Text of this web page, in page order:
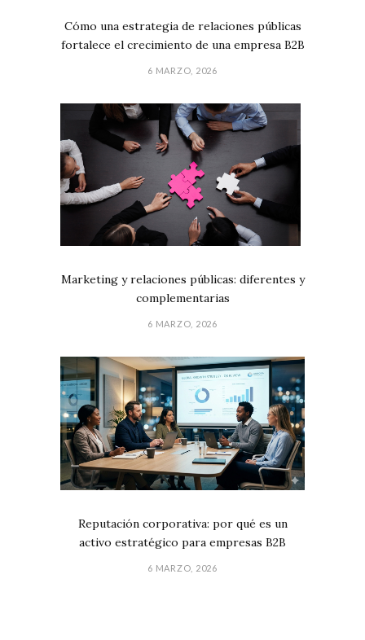
Cómo una estrategia de relaciones públicas
fortalece el crecimiento de una empresa B2B
6 MARZO, 2026
Marketing y relaciones públicas: diferentes y
complementarias
6 MARZO, 2026
Reputación corporativa: por qué es un
activo estratégico para empresas B2B
6 MARZO, 2026